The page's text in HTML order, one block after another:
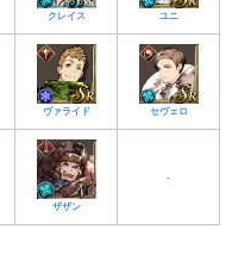
クレイス ユニ
ヴァライド セヴェロ
ザザン
-